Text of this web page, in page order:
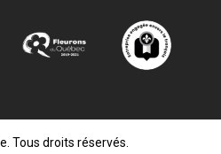
Tous droits réservés.